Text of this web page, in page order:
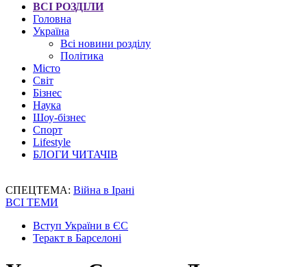
ВСІ РОЗДІЛИ
Головна
Україна
Всі новини розділу
Політика
Місто
Світ
Бізнес
Наука
Шоу-бізнес
Спорт
Lifestyle
БЛОГИ ЧИТАЧІВ
СПЕЦТЕМА: Війна в Ірані
ВСІ ТЕМИ
Вступ України в ЄС
Теракт в Барселоні